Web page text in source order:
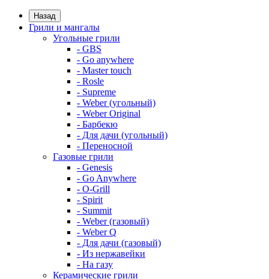
Назад
Грили и мангалы
Угольные грили
- GBS
- Go anywhere
- Master touch
- Rosle
- Supreme
- Weber (угольный)
- Weber Original
- Барбекю
- Для дачи (угольный)
- Переносной
Газовые грили
- Genesis
- Go Anywhere
- O-Grill
- Spirit
- Summit
- Weber (газовый)
- Weber Q
- Для дачи (газовый)
- Из нержавейки
- На газу
Керамические грили